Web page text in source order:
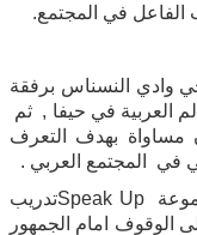
الفاعل في المجتمع.
وادي النسناس برفقة
العربية في حيفا , ثم
مساواة بهدف التعرف
في المجتمع العربي .
Speak Upتدريب
الوقوف امام الجمهور